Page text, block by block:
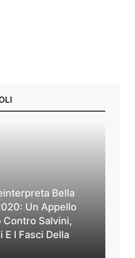
Bella
Un Appello
Contro Salvini,
E I Fasci Della